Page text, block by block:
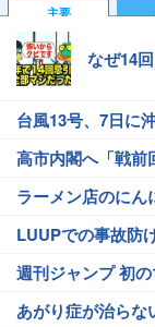
主要
なぜ14
台風13号、7日に
高市内閣へ「戦前
ラーメン店のにん
LUUPでの事故防
週刊ジャンプ 初
あがり症が治らな